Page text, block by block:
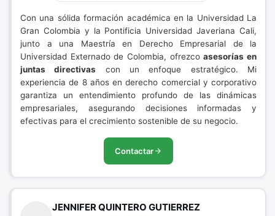
Con una sólida formación académica en la Universidad La
Gran Colombia y la Pontificia Universidad Javeriana Cali,
junto a una Maestría en Derecho Empresarial de la
Universidad Externado de Colombia, ofrezcoasesorías en
juntas directivas con un enfoque estratégico. Mi
experiencia de 8 años en derecho comercial y corporativo
garantiza un entendimiento profundo de las dinámicas
empresariales, asegurando decisiones informadas y
efectivas para el crecimiento sostenible de su negocio.
Contactar
JENNIFER QUINTERO GUTIERREZ